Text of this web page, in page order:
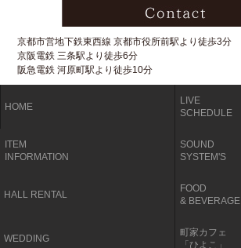
京都市営地下鉄東西線 京都市役所前駅より徒歩3分
京阪電鉄 三条駅より徒歩6分
阪急電鉄 河原町駅より徒歩10分
HOME
LIVE
SCHEDULE
ITEM
INFORMATION
SOUND
SYSTEM'S
HALL RENTAL
FOOD
& BEVERAGE
WEDDING
町家カフェ
「ひよこ」